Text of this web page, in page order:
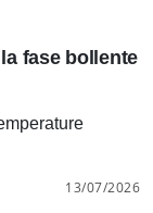
fase bollente
13/07/2026